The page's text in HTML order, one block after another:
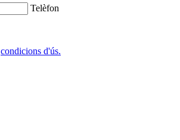
Telèfon
condicions d'ús.